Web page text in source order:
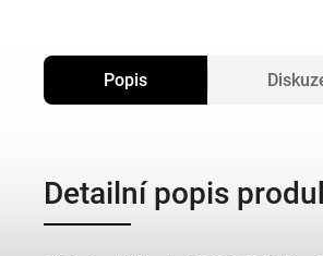
Popis
Detailní popis